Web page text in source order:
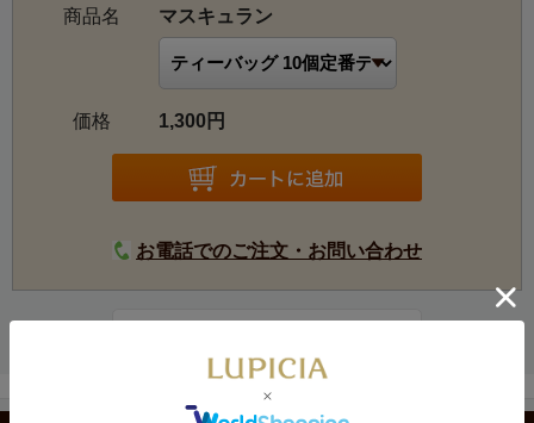
商品名
マスキュラン
価格 1,300円
お電話でのご注文・お問い合わせ